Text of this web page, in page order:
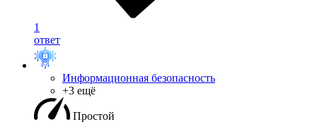
1
ответ
Информационная безопасность
+3 ещё
Простой